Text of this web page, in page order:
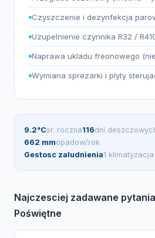
Czyszczenie i dezynfekcja
Uzupelnienie czynnika R32 /
Naprawa ukladu freonowego
Wymiana sprezarki i plyty
9.2°Csr. roczna116dni
662 mmopadow/rok
Gestosc zaludnienia1
Najczesciej zadawane
Poświętne